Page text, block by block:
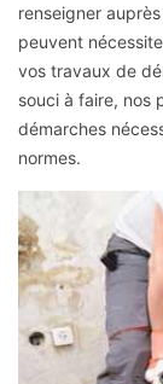
renseigner
peuvent
vos travaux de
souci à faire, nos
démarches
normes.